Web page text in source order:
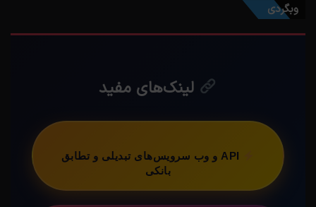
وبگردی
لینک‌های مفید
API و وب سرویس‌های تبدیلی و تطابق
بانکی